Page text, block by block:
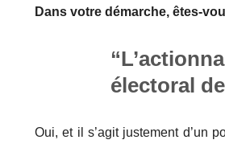
Dans votre démarche, êtes-
électoral
Oui, et il s’agit justement d’un